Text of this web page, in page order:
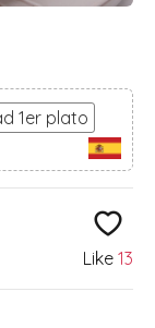
1er plato
Like 13